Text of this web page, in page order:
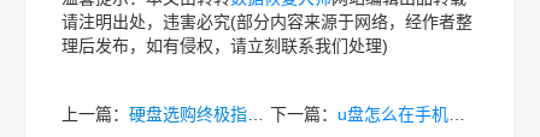
请注明出处，违害必究(部分内容来源于网络，经作者整
理后发布，如有侵权，请立刻联系我们处理)
上一篇： 硬盘选购终极指南：你知道硬盘怎么选吗？ 下一篇： u盘怎么在手机上使用？一篇超详细指南！